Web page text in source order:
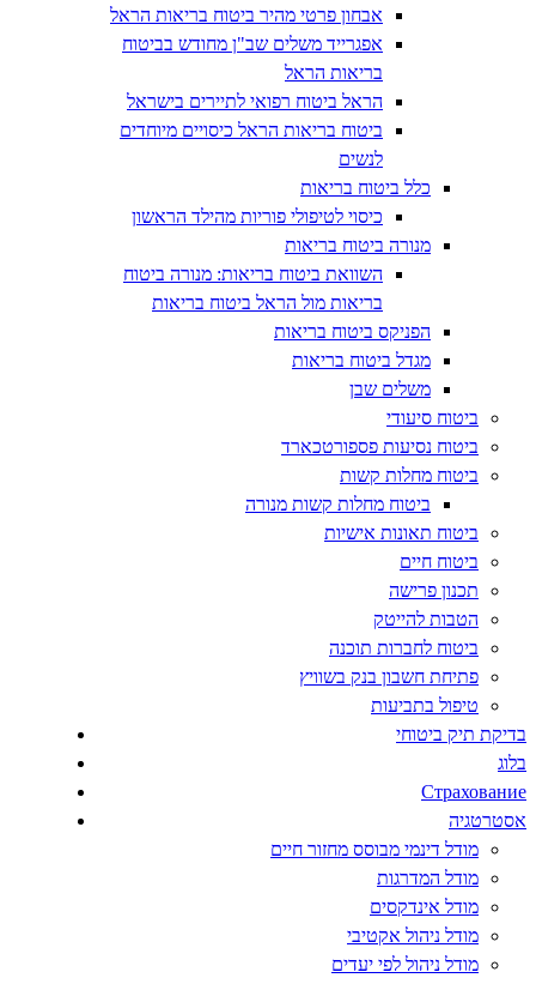
אבחון פרטי מהיר ביטוח בריאות הראל
אפגרייד משלים שב"ן מחודש בביטוח
בריאות הראל
הראל ביטוח רפואי לתיירים בישראל
ביטוח בריאות הראל כיסויים מיוחדים
לנשים
כלל ביטוח בריאות
כיסוי לטיפולי פוריות מהילד הראשון
מנורה ביטוח בריאות
השוואת ביטוח בריאות: מנורה ביטוח
בריאות מול הראל ביטוח בריאות
הפניקס ביטוח בריאות
מגדל ביטוח בריאות
משלים שבן
ביטוח סיעודי
ביטוח נסיעות פספורטכארד
ביטוח מחלות קשות
ביטוח מחלות קשות מנורה
ביטוח תאונות אישיות
ביטוח חיים
תכנון פרישה
הטבות להייטק
ביטוח לחברות תוכנה
פתיחת חשבון בנק בשוויץ
טיפול בתביעות
בדיקת תיק ביטוחי
בלוג
Страхование
אסטרטגיה
מודל דינמי מבוסס מחזור חיים
מודל המדרגות
מודל אינדקסים
מודל ניהול אקטיבי
מודל ניהול לפי יעדים